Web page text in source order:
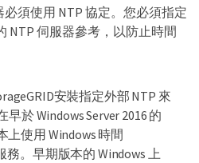
須使用 NTP 協定。您必須指定
NTP 伺服器參考，以防止時間
安裝指定外部 NTP 來
於 Windows Server 2016 的
上使用 Windows 時間
務。早期版本的 Windows 上